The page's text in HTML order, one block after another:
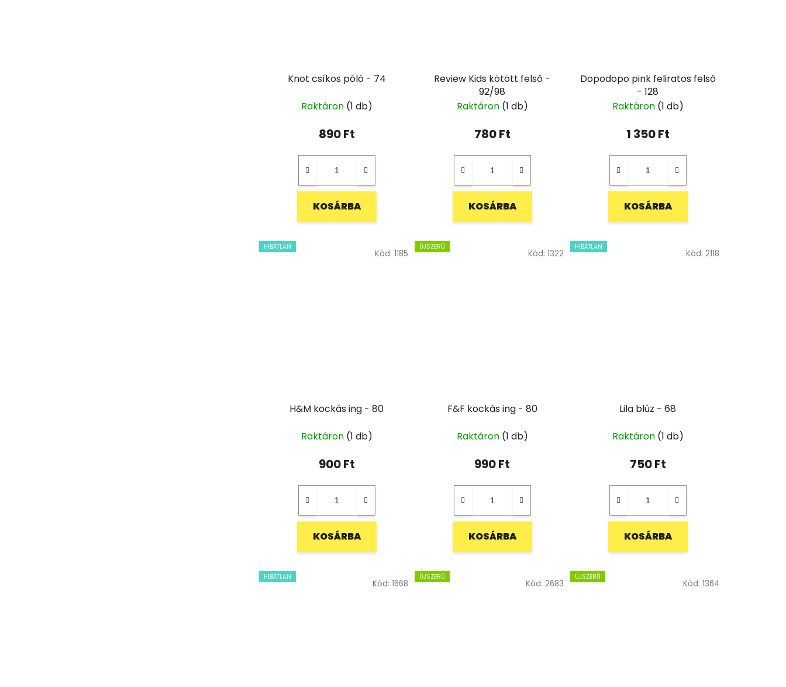
Knot csíkos póló - 74
Raktáron (1 db)
890 Ft
KOSÁRBA
Review Kids kötött felső -
92/98
Raktáron (1 db)
780 Ft
KOSÁRBA
Dopodopo pink feliratos felső
- 128
Raktáron (1 db)
1 350 Ft
KOSÁRBA
HIBÁTLAN
H&M kockás ing - 80
Raktáron (1 db)
900 Ft
KOSÁRBA
Kód: 1185
ÚJSZERŰ
F&F kockás ing - 80
Raktáron (1 db)
990 Ft
KOSÁRBA
Kód: 1322
HIBÁTLAN
Lila blúz - 68
Raktáron (1 db)
750 Ft
KOSÁRBA
Kód: 2118
HIBÁTLAN
Kód: 1668
ÚJSZERŰ
Kód: 2683
ÚJSZERŰ
Kód: 1364